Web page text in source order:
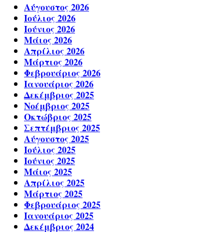
Αύγουστος 2026
Ιούλιος 2026
Ιούνιος 2026
Μάιος 2026
Απρίλιος 2026
Μάρτιος 2026
Φεβρουάριος 2026
Ιανουάριος 2026
Δεκέμβριος 2025
Νοέμβριος 2025
Οκτώβριος 2025
Σεπτέμβριος 2025
Αύγουστος 2025
Ιούλιος 2025
Ιούνιος 2025
Μάιος 2025
Απρίλιος 2025
Μάρτιος 2025
Φεβρουάριος 2025
Ιανουάριος 2025
Δεκέμβριος 2024